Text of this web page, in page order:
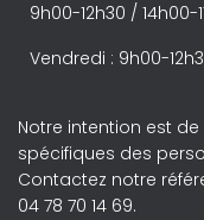
9h00-12h30 / 14h00-
Vendredi : 9h00-
Notre intention est
spécifiques des
Contactez notre
04 78 70 14 69.